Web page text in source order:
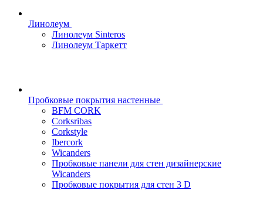
Линолеум
Линолеум Sinteros
Линолеум Таркетт
Пробковые покрытия настенные
BFM CORK
Corksribas
Corkstyle
Ibercork
Wicanders
Пробковые панели для стен дизайнерские
Wicanders
Пробковые покрытия для стен 3 D